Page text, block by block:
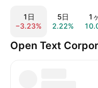
1日
−3.23%
5日
2.22%
1
Open Text